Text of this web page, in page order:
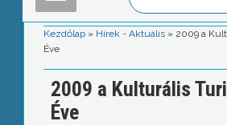
Kezdőlap » Hírek - Aktuális » 2009 a
Éve
2009 a Kulturális
Éve